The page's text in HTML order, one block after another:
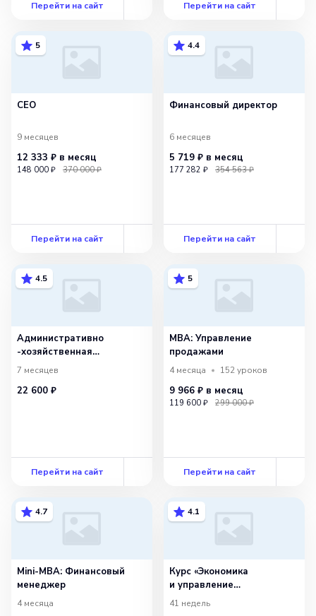
Перейти на сайт Перейти на сайт
5
CEO
9 месяцев
12 333 ₽ в месяц
148 000 ₽ 370 000 ₽
Перейти на сайт
4.4
Финансовый директор
6 месяцев
5 719 ₽ в месяц
177 282 ₽ 354 563 ₽
Перейти на сайт
4.5
Административно
-хозяйственная
деятельность
организации
7 месяцев
22 600 ₽
Перейти на сайт
5
MBA: Управление
продажами
4 месяца 152уроков
9 966 ₽ в месяц
119 600 ₽ 299 000 ₽
Перейти на сайт
4.7
Mini-MBA: Финансовый
менеджер
4 месяца
4.1
Курс «Экономика
и управление
в организации» (1080ч)
41 недель